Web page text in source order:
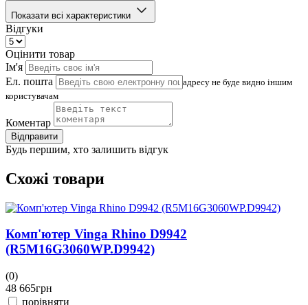
Показати всі характеристики
Відгуки
Оцінити товар
Ім'я
Ел. пошта
адресу не буде видно іншим
користувачам
Коментар
Відправити
Будь першим, хто залишить відгук
Схожі товари
Комп'ютер Vinga Rhino D9942
(R5M16G3060WP.D9942)
(0)
48 665грн
порівняти